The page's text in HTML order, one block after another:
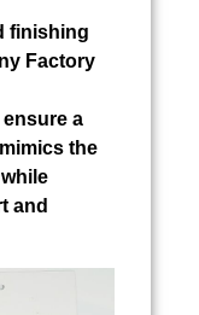
finishing
Factory
a
the
and